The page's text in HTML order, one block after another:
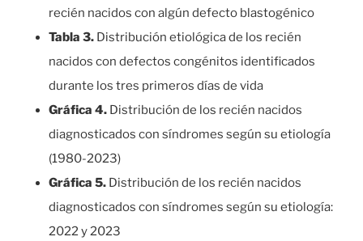
recién nacidos con algún defecto blastogénico
Tabla 3. Distribución etiológica de los recién
nacidos con defectos congénitos identificados
durante los tres primeros días de vida
Gráfica 4. Distribución de los recién nacidos
diagnosticados con síndromes según su etiología
(1980-2023)
Gráfica 5. Distribución de los recién nacidos
diagnosticados con síndromes según su etiología:
2022 y 2023